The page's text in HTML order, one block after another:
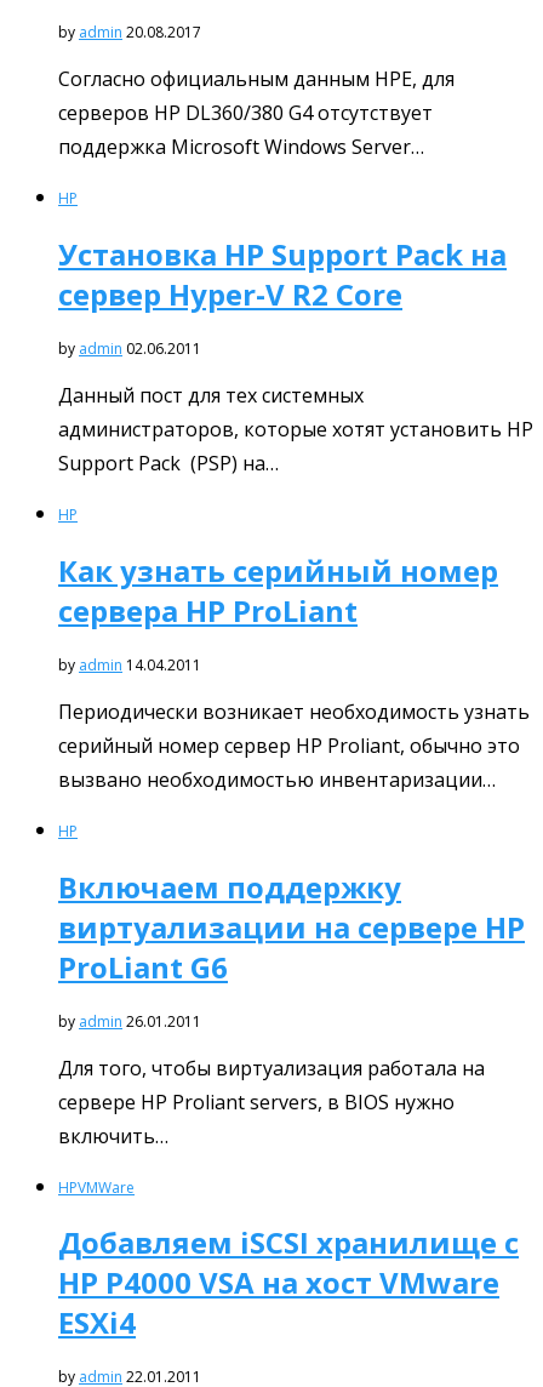
by admin 20.08.2017
Согласно официальным данным HPE, для
серверов HP DL360/380 G4 отсутствует
поддержка Microsoft Windows Server…
HP
Установка HP Support Pack на
сервер Hyper-V R2 Core
by admin 02.06.2011
Данный пост для тех системных
администраторов, которые хотят установить HP
Support Pack (PSP) на…
HP
Как узнать серийный номер
сервера HP ProLiant
by admin 14.04.2011
Периодически возникает необходимость узнать
серийный номер сервер HP Proliant, обычно это
вызвано необходимостью инвентаризации…
HP
Включаем поддержку
виртуализации на сервере HP
ProLiant G6
by admin 26.01.2011
Для того, чтобы виртуализация работала на
сервере HP Proliant servers, в BIOS нужно
включить…
HPVMWare
Добавляем iSCSI хранилище с
HP P4000 VSA на хост VMware
ESXi4
by admin 22.01.2011